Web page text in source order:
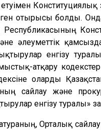
отырысы болды.
әлеуметтік
енгізу
атқару
оларды
сайлау және
енгізу туралы»
Орталық